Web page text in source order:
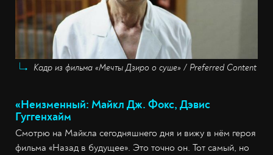
Кадр из фильма «Мечты Дзиро о суше» / Preferred Content
«Неизменный: Майкл Дж. Фокс, Дэвис
Гуггенхайм
Смотрю на Майкла сегодняшнего дня и вижу в нём героя
фильма «Назад в будущее». Это точно он. Тот самый, но